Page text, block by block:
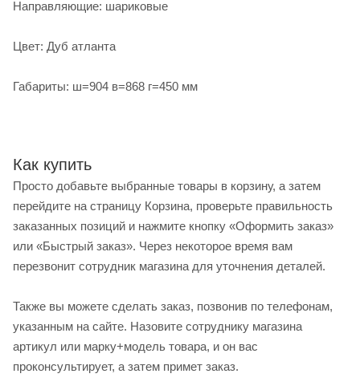
Направляющие: шариковые
Цвет: Дуб атланта
Габариты: ш=904 в=868 г=450 мм
Как купить
Просто добавьте выбранные товары в корзину, а затем
перейдите на страницу Корзина, проверьте правильность
заказанных позиций и нажмите кнопку «Оформить заказ»
или «Быстрый заказ». Через некоторое время вам
перезвонит сотрудник магазина для уточнения деталей.
Также вы можете сделать заказ, позвонив по телефонам,
указанным на сайте. Назовите сотруднику магазина
артикул или марку+модель товара, и он вас
проконсультирует, а затем примет заказ.